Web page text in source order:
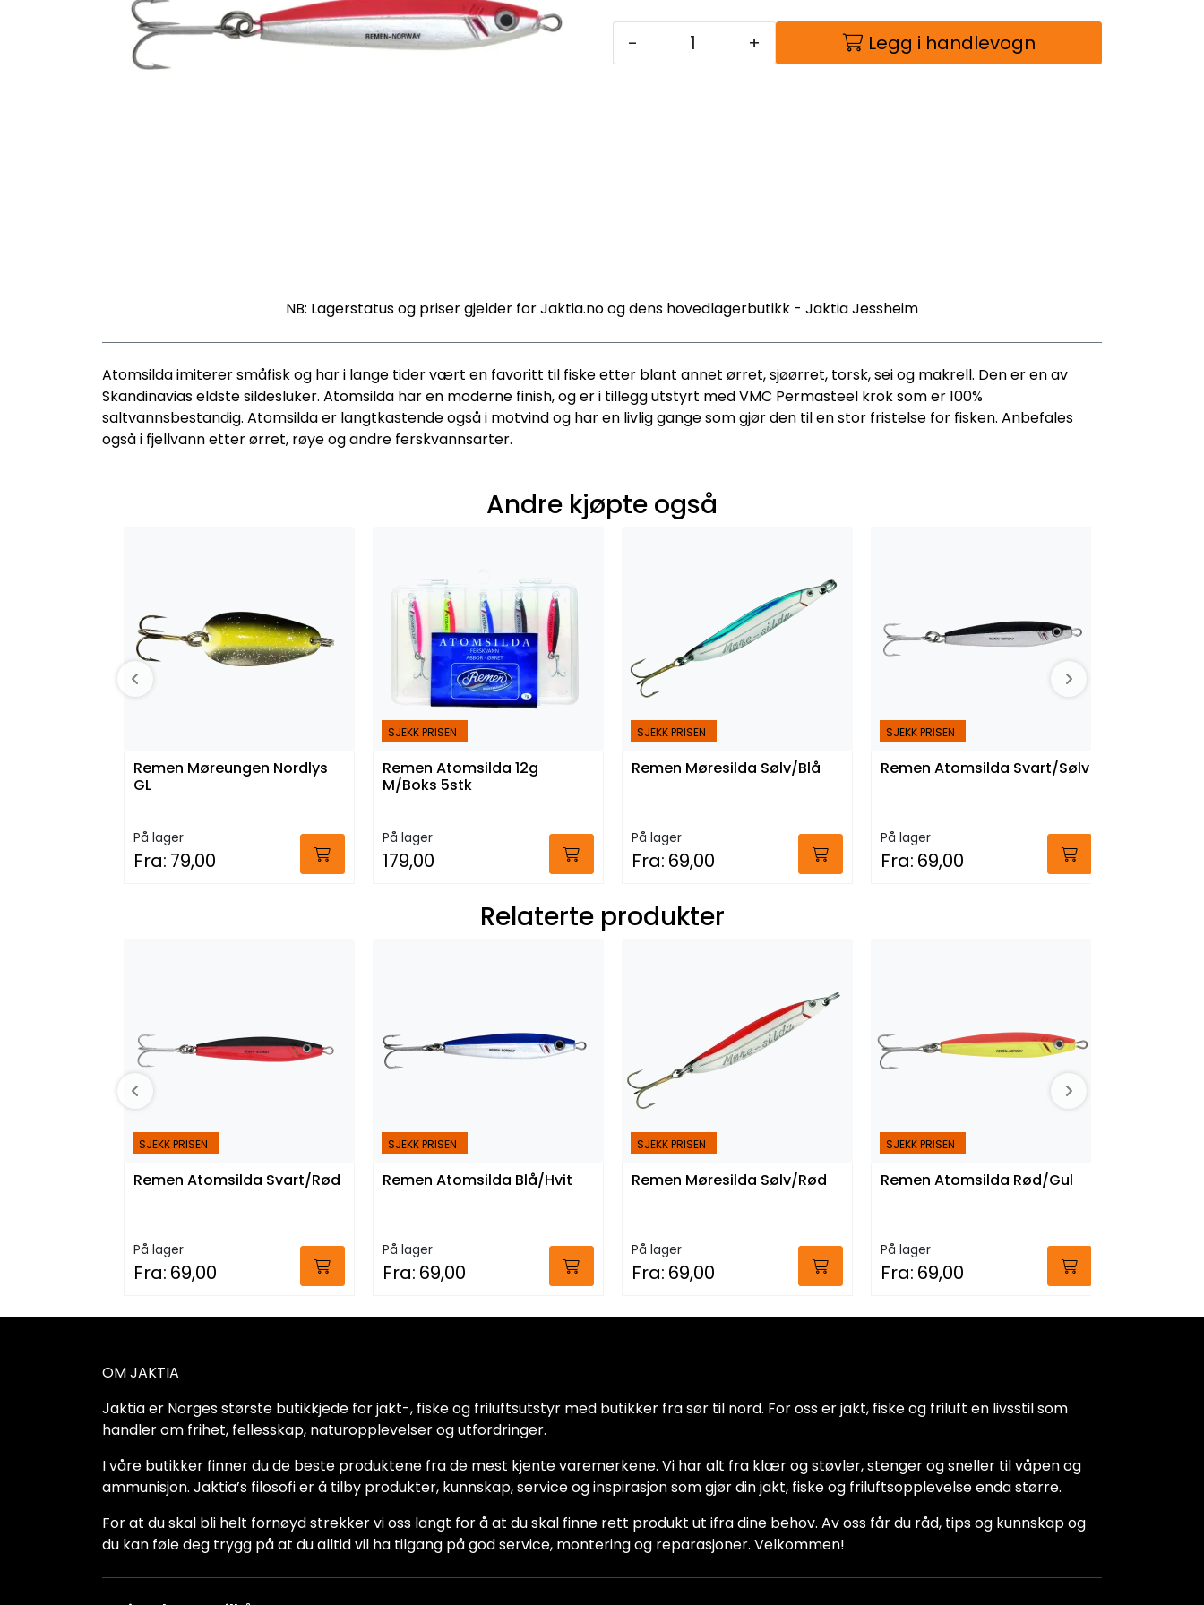
- + Legg i handlevogn
NB: Lagerstatus og priser gjelder for Jaktia.no og dens hovedlagerbutikk - Jaktia Jessheim
Atomsilda imiterer småfisk og har i lange tider vært en favoritt til fiske etter blant annet ørret, sjøørret, torsk, sei og makrell. Den er en av
Skandinavias eldste sildesluker. Atomsilda har en moderne finish, og er i tillegg utstyrt med VMC Permasteel krok som er 100%
saltvannsbestandig. Atomsilda er langtkastende også i motvind og har en livlig gange som gjør den til en stor fristelse for fisken. Anbefales
også i fjellvann etter ørret, røye og andre ferskvannsarter.
Andre kjøpte også
Remen Møreungen Nordlys
GL
På lager
Fra: 79,00
SJEKK PRISEN
Remen Atomsilda 12g
M/Boks 5stk
På lager
179,00
SJEKK PRISEN
Remen Møresilda Sølv/Blå
På lager
Fra: 69,00
SJEKK PRISEN
Remen Atomsilda Svart/Sølv
På lager
Fra: 69,00
Relaterte produkter
SJEKK PRISEN
Remen Atomsilda Svart/Rød
På lager
Fra: 69,00
SJEKK PRISEN
Remen Atomsilda Blå/Hvit
På lager
Fra: 69,00
SJEKK PRISEN
Remen Møresilda Sølv/Rød
På lager
Fra: 69,00
SJEKK PRISEN
Remen Atomsilda Rød/Gul
På lager
Fra: 69,00
OM JAKTIA
Jaktia er Norges største butikkjede for jakt-, fiske og friluftsutstyr med butikker fra sør til nord. For oss er jakt, fiske og friluft en livsstil som
handler om frihet, fellesskap, naturopplevelser og utfordringer.
I våre butikker finner du de beste produktene fra de mest kjente varemerkene. Vi har alt fra klær og støvler, stenger og sneller til våpen og
ammunisjon. Jaktia’s filosofi er å tilby produkter, kunnskap, service og inspirasjon som gjør din jakt, fiske og friluftsopplevelse enda større.
For at du skal bli helt fornøyd strekker vi oss langt for å at du skal finne rett produkt ut ifra dine behov. Av oss får du råd, tips og kunnskap og
du kan føle deg trygg på at du alltid vil ha tilgang på god service, montering og reparasjoner. Velkommen!